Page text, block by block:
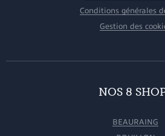
Conditions générales
Gestion des
NOS 8
BEAURAING